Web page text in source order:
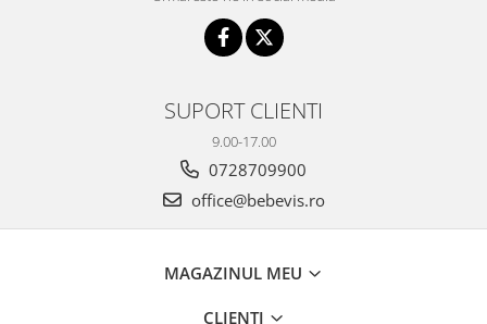
Banci forta multifunctionale
Aparate Vibromasaj si accesorii
Saltele si Covoare sport Fitness
Alte Sporturi
Mingi fitness si medicinale
SUPORT CLIENTI
9.00-17.00
0728709900
office@bebevis.ro
MAGAZINUL MEU
CLIENTI